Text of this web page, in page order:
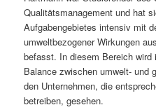
Qualitätsmanagement und hat
Aufgabengebietes intensiv mit
umweltbezogener Wirkungen
befasst. In diesem Bereich wird
Balance zwischen umwelt- und
den Unternehmen, die
betreiben, gesehen.